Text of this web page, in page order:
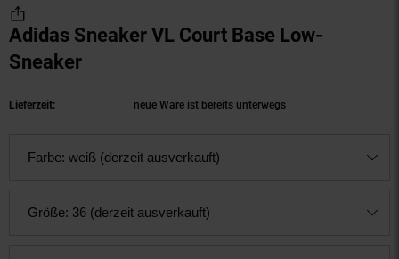
Adidas Sneaker VL Court Base Low-
Sneaker
Lieferzeit: neue Ware ist bereits unterwegs
Farbe: weiß (derzeit ausverkauft)
Größe: 36 (derzeit ausverkauft)